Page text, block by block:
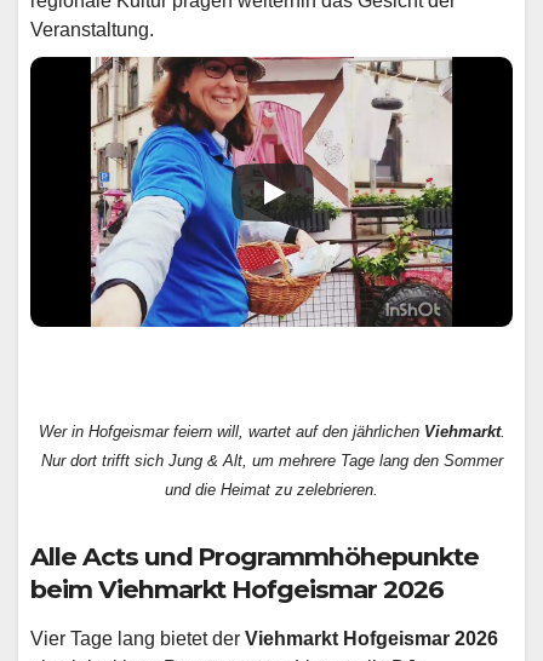
Veranstaltung.
Wer in Hofgeismar feiern will, wartet auf den jährlichen Viehmarkt.
Nur dort trifft sich Jung & Alt, um mehrere Tage lang den Sommer
und die Heimat zu zelebrieren.
Alle Acts und Programmhöhepunkte
beim Viehmarkt Hofgeismar 2026
Vier Tage lang bietet der Viehmarkt Hofgeismar 2026